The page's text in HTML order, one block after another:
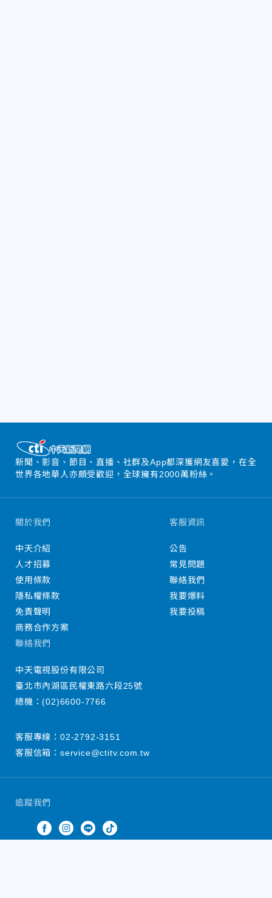
新聞、影音、節目、直播、社群及App都深獲網友喜愛，在全
世界各地華人亦頗受歡迎，全球擁有2000萬粉絲。
追蹤我們
關於我們
中天介紹
人才招募
使用條款
隱私權條款
免責聲明
商務合作方案
客服資訊
公告
常見問題
聯絡我們
我要爆料
我要投稿
聯絡我們
中天電視股份有限公司
臺北市內湖區民權東路六段25號
總機：(02)6600-7766
客服專線： 02-2792-3151
客服信箱： service@ctitv.com.tw